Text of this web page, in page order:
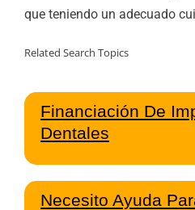
que teniendo un adecuado
Related Search Topics
Financiación De
Dentales
Necesito Ayuda